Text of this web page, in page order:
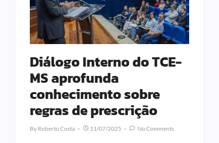
Diálogo Interno do TCE-
MS aprofunda
conhecimento sobre
regras de prescrição
By Roberto Costa 11/07/2025 No Comments